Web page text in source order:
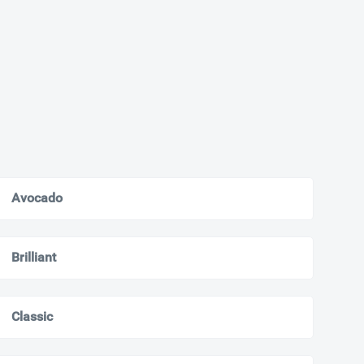
Avocado
Brilliant
Classic